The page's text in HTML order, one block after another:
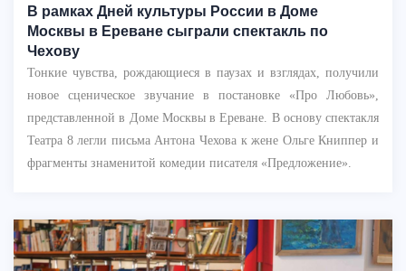
В рамках Дней культуры России в Доме
Москвы в Ереване сыграли спектакль по
Чехову
Тонкие чувства, рождающиеся в паузах и взглядах, получили
новое сценическое звучание в постановке «Про Любовь»,
представленной в Доме Москвы в Ереване. В основу спектакля
Театра 8 легли письма Антона Чехова к жене Ольге Книппер и
фрагменты знаменитой комедии писателя «Предложение».